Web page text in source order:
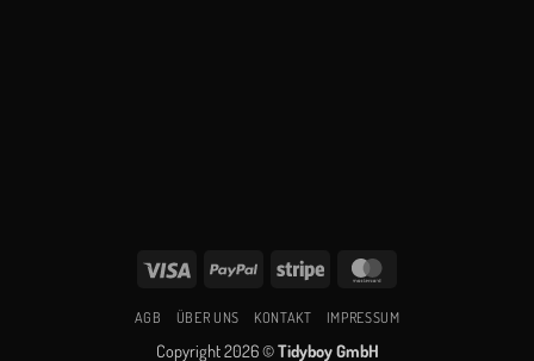
Visa PayPal Stripe
AGB ÜBER UNS KONTAKT IMPRESSUM
Copyright 2026 ©Tidyboy GmbH